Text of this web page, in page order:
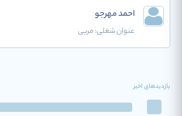
احمد مهرجو
عنوان شغلی:مربی
بازدیدهای اخیر